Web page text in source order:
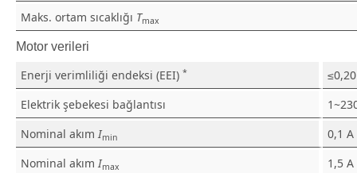
Maks. ortam sıcaklığı Tmax
Motor verileri
Enerji verimliliği endeksi (EEI) *
≤0,20
Elektrik şebekesi bağlantısı
Nominal akım Imin
0,1 A
Nominal akım Imax
1,5 A